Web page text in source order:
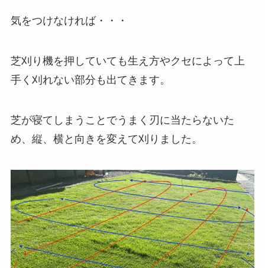
気をつけなければ・・・
芝刈り機を押していても生え方やクセによって上
手く刈れない部分も出てきます。
芝が寝てしまうことでうまく刃に当たらないた
め、縦、横と向きを変えて刈りました。